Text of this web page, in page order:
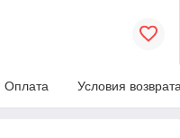
Оплата Условия